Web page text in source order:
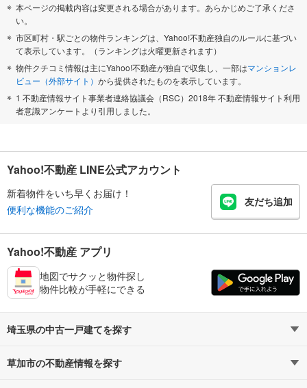
本ページの掲載内容は変更される場合があります。あらかじめご了承くださ
い。
市区町村・駅ごとの物件ランキングは、Yahoo!不動産独自のルールに基づい
て表示しています。（ランキングは火曜更新されます）
物件クチコミ情報は主にYahoo!不動産が独自で収集し、一部はマンションレ
ビュー（外部サイト） から提供されたものを表示しています。
1 不動産情報サイト事業者連絡協議会（RSC）2018年 不動産情報サイト利用
者意識アンケートより引用しました。
Yahoo!不動産 LINE公式アカウント
新着物件をいち早くお届け！
便利な機能のご紹介
友だち追加
Yahoo!不動産 アプリ
地図でサクッと物件探し
物件比較が手軽にできる
埼玉県の中古一戸建てを探す
路線・駅から探す
草加市の不動産情報を探す